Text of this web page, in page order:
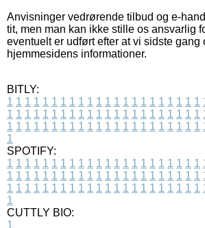
Anvisninger vedrørende tilbud og e-
tit, men man kan ikke stille os ansvarlig
eventuelt er udført efter at vi sidste gang
hjemmesidens informationer.
BITLY:
1 1 1 1 1 1 1 1 1 1 1 1 1 1 1 1 1 1 1 1 1 1
1 1 1 1 1 1 1 1 1 1 1 1 1 1 1 1 1 1 1 1 1 1
1 1 1 1 1 1 1 1 1 1 1 1 1 1 1 1 1 1 1 1 1 1
1
SPOTIFY:
1 1 1 1 1 1 1 1 1 1 1 1 1 1 1 1 1 1 1 1 1 1
1 1 1 1 1 1 1 1 1 1 1 1 1 1 1 1 1 1 1 1 1 1
1 1 1 1 1 1 1 1 1 1 1 1 1 1 1 1 1 1 1 1 1 1
1
CUTTLY BIO:
1